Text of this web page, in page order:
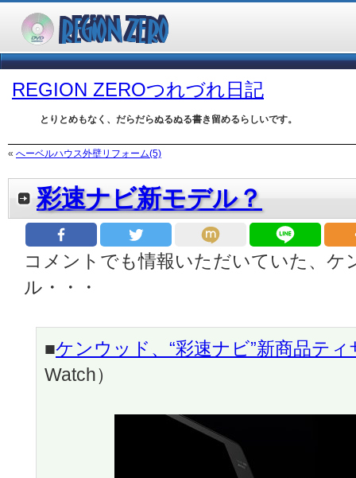
REGION ZEROつれづれ日記
とりとめもなく、だらだらぬるぬる書き留めるらしいです。
« へーベルハウス外壁リフォーム(5)
彩速ナビ新モデル？
コメントでも情報いただいていた、ケ
ル・・・
■ケンウッド、“彩速ナビ”新商品テ
Watch）